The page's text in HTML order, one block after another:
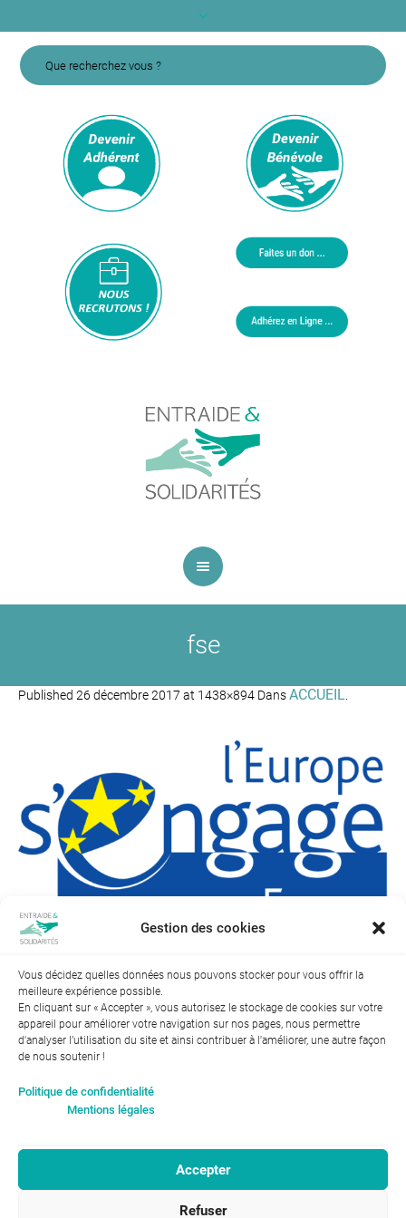
Gestion des cookies
Vous décidez quelles données nous pouvons stocker pour vous offrir la
meilleure expérience possible.
En cliquant sur « Accepter », vous autorisez le stockage de cookies sur votre
appareil pour améliorer votre navigation sur nos pages, nous permettre
d'analyser l’utilisation du site et ainsi contribuer à l'améliorer, une autre façon
de nous soutenir !
Politique de confidentialité
Mentions légales
Accepter
Refuser
fse
Published 26 décembre 2017 at 1438×894 DansACCUEIL
← Précédent
femmes : 94
Entraide et Solidarités
46, avenue Gustave Eiffel
RGPD-Confidentialité|